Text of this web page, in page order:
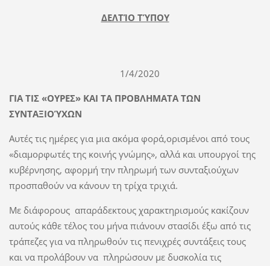
ΔΕΛΤΊΟ ΤΎΠΟΥ
1/4/2020
ΓΙΑ ΤΙΣ «ΟΥΡΕΣ» ΚΑΙ ΤΑ ΠΡΟΒΛΗΜΑΤΑ ΤΩΝ
ΣΥΝΤΑΞΙΟΎΧΩΝ
Αυτές τις ημέρες για μια ακόμα φορά,ορισμένοι από τους
«διαμορφωτές της κοινής γνώμης», αλλά και υπουργοί της
κυβέρνησης, αφορμή την πληρωμή των συνταξιούχων
προσπαθούν να κάνουν τη τρίχα τριχιά.
Με διάφορους απαράδεκτους χαρακτηρισμούς κακίζουν
αυτούς κάθε τέλος του μήνα πιάνουν στασίδι έξω από τις
τράπεζες για να πληρωθούν τις πενιχρές συντάξεις τους
και να προλάβουν να πληρώσουν με δυσκολία τις